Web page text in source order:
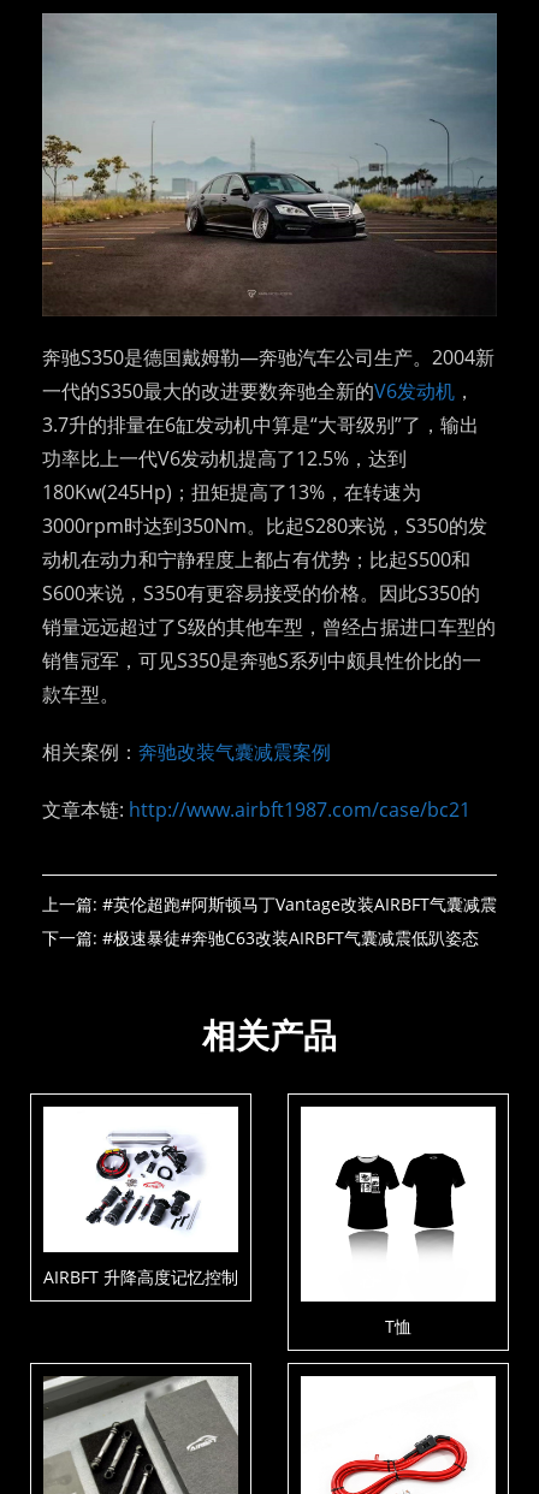
奔驰S350是德国戴姆勒—奔驰汽车公司生产。2004新
一代的S350最大的改进要数奔驰全新的V6发动机 ，
3.7升的排量在6缸发动机中算是“大哥级别”了，输出
功率比上一代V6发动机提高了12.5%，达到
180Kw(245Hp)；扭矩提高了13%，在转速为
3000rpm时达到350Nm。比起S280来说，S350的发
动机在动力和宁静程度上都占有优势；比起S500和
S600来说，S350有更容易接受的价格。因此S350的
销量远远超过了S级的其他车型，曾经占据进口车型的
销售冠军，可见S350是奔驰S系列中颇具性价比的一
款车型。
相关案例： 奔驰改装气囊减震案例
文章本链: http://www.airbft1987.com/case/bc21
上一篇: #英伦超跑#阿斯顿马丁Vantage改装AIRBFT气囊减震
下一篇: #极速暴徒#奔驰C63改装AIRBFT气囊减震低趴姿态
相关产品
AIRBFT 升降高度记忆控制
套件V4-P3-C1-T5
T恤